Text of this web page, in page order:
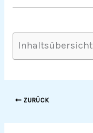
Inhaltsübersicht
ZURÜCK